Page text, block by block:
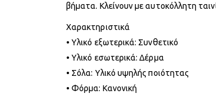
βήματα. Κλείνουν με αυτοκόλλητη
Χαρακτηριστικά
• Υλικό εξωτερικά: Συνθετικό
• Υλικό εσωτερικά: Δέρμα
• Σόλα: Υλικό υψηλής ποιότητας
• Φόρμα: Κανονική